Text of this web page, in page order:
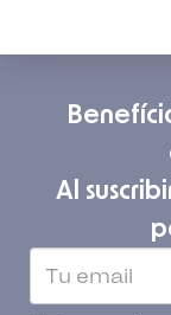
Al